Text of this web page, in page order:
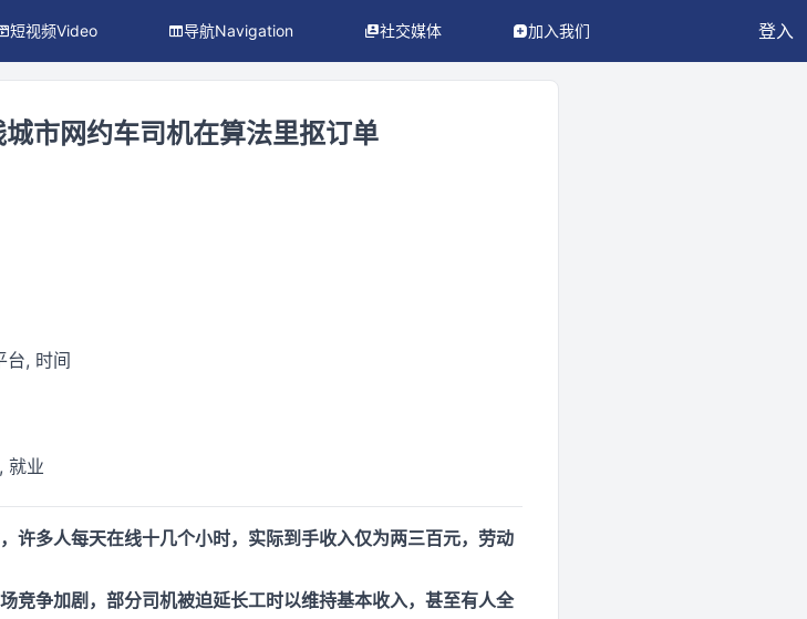
短视频Video 导航Navigation 社交媒体 加入我们 登入
市网约车司机在算法里抠订单
台, 时间
就业
许多人每天在线十几个小时，实际到手收入仅为两三百元，劳动
竞争加剧，部分司机被迫延长工时以维持基本收入，甚至有人全